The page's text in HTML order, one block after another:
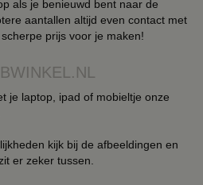
als je benieuwd bent naar de
aantallen altijd even contact met
prijs voor je maken!
je laptop, ipad of mobieltje onze
kijk bij de afbeeldingen en
er zeker tussen.